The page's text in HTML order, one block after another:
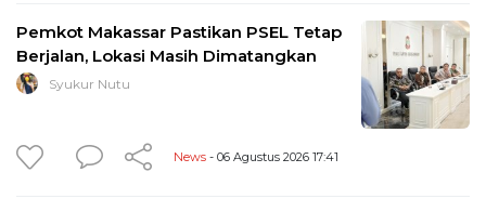
Pemkot Makassar Pastikan PSEL Tetap
Berjalan, Lokasi Masih Dimatangkan
Syukur Nutu
News - 06 Agustus 2026 17:41